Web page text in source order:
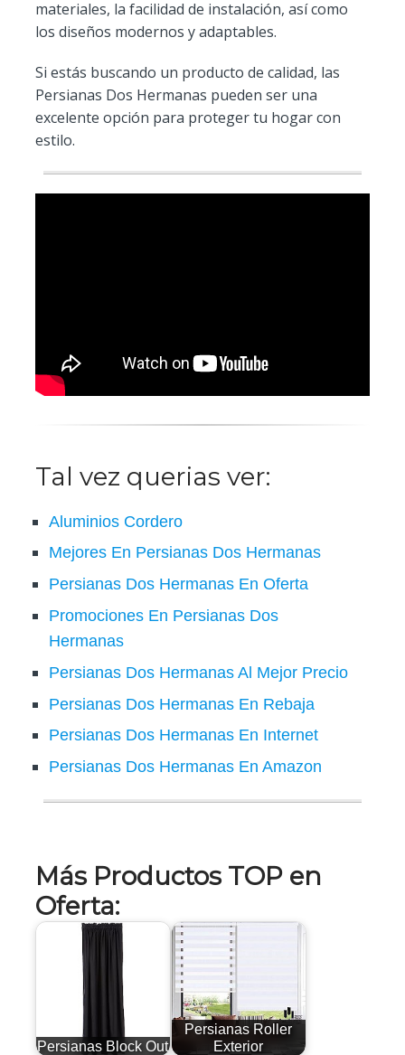
materiales, la facilidad de instalación, así como
los diseños modernos y adaptables.
Si estás buscando un producto de calidad, las
Persianas Dos Hermanas pueden ser una
excelente opción para proteger tu hogar con
estilo.
Tal vez querias ver:
Aluminios Cordero
Mejores En Persianas Dos Hermanas
Persianas Dos Hermanas En Oferta
Promociones En Persianas Dos
Hermanas
Persianas Dos Hermanas Al Mejor Precio
Persianas Dos Hermanas En Rebaja
Persianas Dos Hermanas En Internet
Persianas Dos Hermanas En Amazon
Más Productos TOP en
Oferta:
Persianas Block Out
Persianas Roller
Exterior